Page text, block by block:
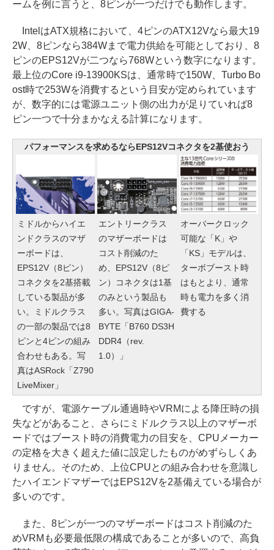
ームを例に言うと、8ピンが一つだけでも動作します。
IntelはATX規格において、4ピンのATX12Vなら最大19
2W、8ピンなら384Wまで電力供給を可能としており、8
ピンのEPS12Vが二つなら768Wという数字になります。
最上位のCore i9-13900KSは、通常時で150W、Turbo Bo
ost時で253Wを消費するという目安が定められています
が、数字的には電源ユニット側の出力が足りていれば8
ピン一つで十分まかなえる計算になります。
パフォーマンスを求めるならEPS12Vコネクタを2基使おう
ミドルからハイエ
ンドクラスのマザ
ーボードは、
EPS12V（8ピン）
コネクタを2基搭載
している製品が多
い。ミドルクラス
の一部の製品では8
ピンと4ピンの組み
合わせもある。写
真はASRock「Z790
LiveMixer」
エントリークラス
のマザーボードは
コスト削減のた
め、EPS12V（8ピ
ン）コネクタは1基
のみという製品も
多い。写真はGIGA-
BYTE「B760 DS3H
DDR4（rev.
1.0）」
オーバークロック
可能な「K」や
「KS」モデルは、
ターボブースト時
はもとより、通常
時も電力を多く消
費する
ですが、電源ケーブル通過時やVRMによる降圧時の損
失などがあること、さらにミドルクラス以上のマザーボ
ードではブースト時の消費電力の目安を、CPUメーカー
の定格を大きく超えた値に設定したものがめずらしくあ
りません。そのため、上位CPUとの組み合わせを意識し
たハイエンドマザーではEPS12Vを2基備えている場合が
多いのです。
また、8ピンが一つのマザーボードはコスト削減のた
めVRMも必要最低限の構成であることが多いので、高負